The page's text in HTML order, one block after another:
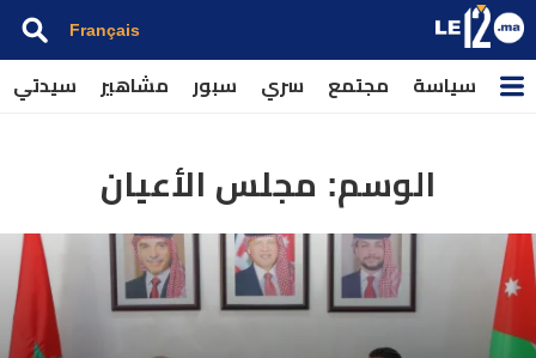
Français
سياسة مجتمع سري سبور مشاهير سيدتي
الوسم: مجلس الأعيان